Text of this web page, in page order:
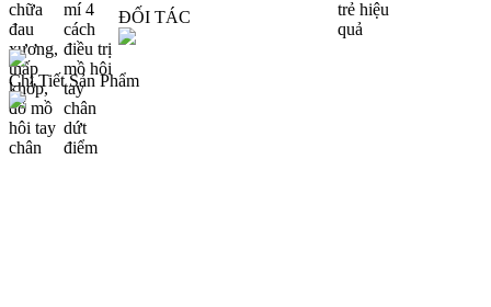
ĐỐI TÁC
Chi Tiết Sản Phẩm